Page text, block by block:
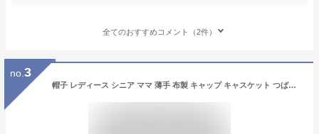
全てのおすすめコメント（2件）
no. 3
帽子 レディース シニア ママ 薄手 布製 キャップ キャスケット つば付き カジュアル お出かけ 日よけ UVカット 通気性 防風 ポリエステル オールシーズン 多色展開